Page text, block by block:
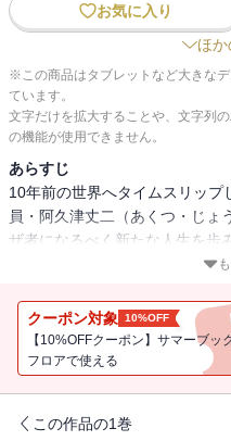
お気に入り
ほか
※この商品はタブレットなど大きな
ています。
文字だけを拡大することや、文字列
の機能が使用できません。
あらすじ
10年前の世界へタイムスリップ
員・阿久津丈二（あくつ・じょ
ザ者になるべく新たな人生を歩
穴を当てたものの、その配当金
と巻き込んでゆく！
クーポン対象 10%OFF
【10%OFFクーポン】サマーブッ
フロアで使える
この作品の1巻